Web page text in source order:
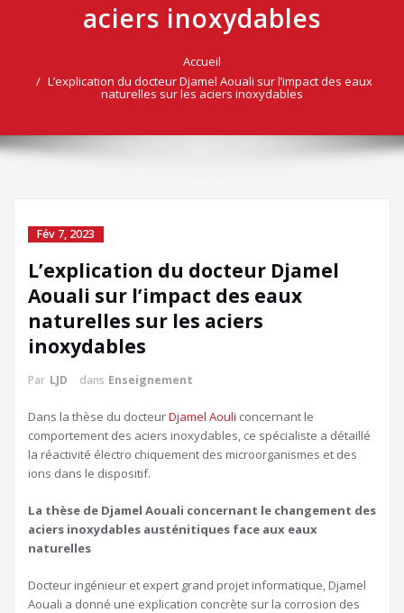
aciers inoxydables
Accueil
L’explication du docteur Djamel Aouali sur l’impact des eaux
naturelles sur les aciers inoxydables
Fév 7, 2023
L’explication du docteur Djamel
Aouali sur l’impact des eaux
naturelles sur les aciers
inoxydables
Par LJD dans Enseignement
Dans la thèse du docteurDjamel Aouli concernant le
comportement des aciers inoxydables, ce spécialiste a détaillé
la réactivité électro chiquement des microorganismes et des
ions dans le dispositif.
La thèse de Djamel Aouali concernant le changement des
aciers inoxydables austénitiques face aux eaux
naturelles
Docteur ingénieur et expert grand projet informatique, Djamel
Aouali a donné une explication concrète sur la corrosion des